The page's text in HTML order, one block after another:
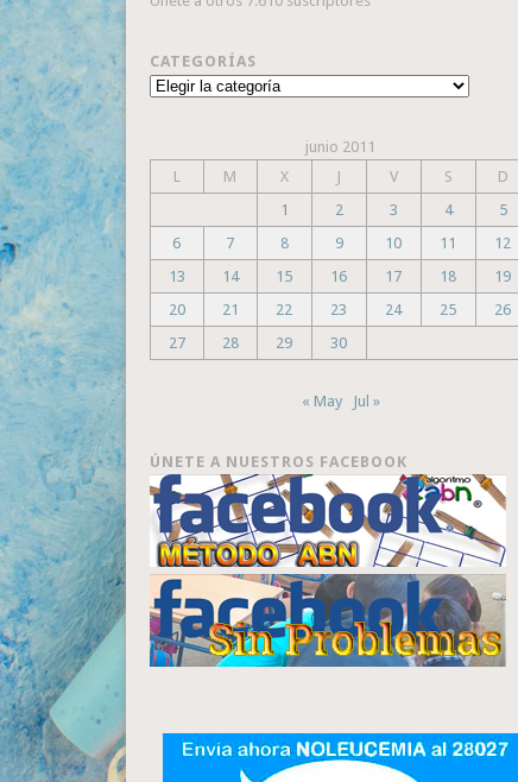
CATEGORÍAS
Categorías
junio 2011
L
M X J V S
D
1
2 3 4
5
6
7 8 9 10 11
12
13
14 15 16 17 18
19
20
21 22 23 24 25
26
27
28 29 30
« May Jul »
ÚNETE A NUESTROS FACEBOOK